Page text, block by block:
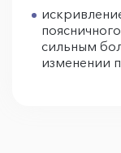
сильным
изменении